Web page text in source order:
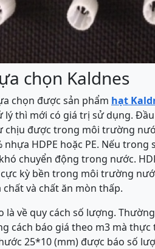
chọn Kaldnes
chọn được sản phẩm hạt
lý thì mới có giá trị sử dụng.
chịu được trong môi trường
nhựa HDPE hoặc PE. Nếu
chuyển động trong nước.
kỳ bền trong môi trường
và chất ăn mòn thấp.
là về quy cách số lượng.
cách báo giá theo m3 mà
25*10 (mm) được báo số